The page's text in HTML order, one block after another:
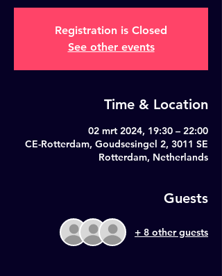
Registration is Closed
See other events
Time & Location
02 mrt 2024, 19:30 – 22:00
CE-Rotterdam, Goudsesingel 2, 3011 SE
Rotterdam, Netherlands
Guests
+ 8 other guests